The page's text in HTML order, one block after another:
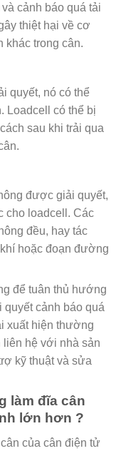
cảnh báo quá tải
thiệt hại về cơ
khác trong cân.
quyết, nó có thể
Loadcell có thể bị
sau khi trải qua
được giải quyết,
cho loadcell. Các
đều, hay tác
hoặc đoạn đường
để tuân thủ hướng
cảnh báo quá
xuất hiện thường
liên hệ với nhà sản
kỹ thuật và sửa
làm đĩa cân
lớn hơn ?